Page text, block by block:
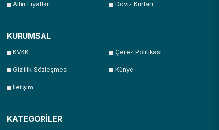
Altın Fiyatları Döviz Kurları
KURUMSAL
KVKK Çerez Politikası
Gizlilik Sözleşmesi Künye
İletişim
KATEGORİLER